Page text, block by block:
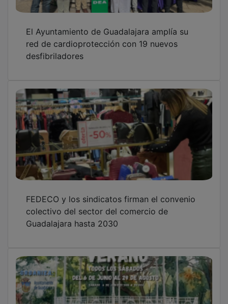
Guadalajara hasta 2030
El Parque de la Concordia de Guadalajara
vuelve a llenarse de baile todos los sábados
hasta el 29 de agosto